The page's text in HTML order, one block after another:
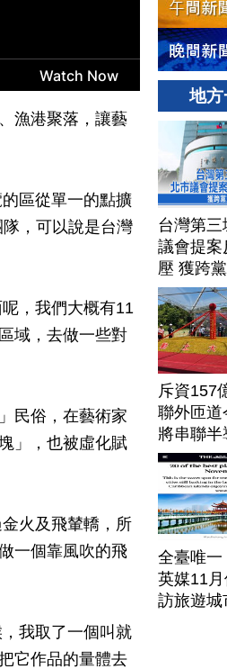
漁港聚落，讓藝
區從單一的點擴
，可以說是台灣
，我們大概有11
域，去做一些對
民俗，在藝術家
」，也被虛化賦
火及飛輦轎，所
一個靠風吹的飛
我取了一個叫就
它作品的量體去
地
台灣第
議會提案
壓 獲跨
斥資157
聯外匝道
將串聯
帶
全臺唯一
英媒11
訪旅遊城